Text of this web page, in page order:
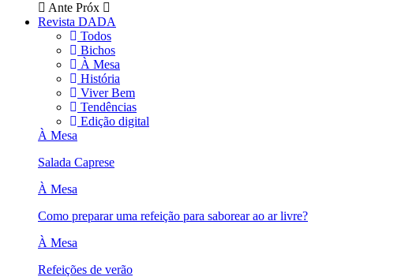
Ante Próx
Revista DADA
Todos
Bichos
À Mesa
História
Viver Bem
Tendências
Edição digital
À Mesa
Salada Caprese
À Mesa
Como preparar uma refeição para saborear ao ar livre?
À Mesa
Refeições de verão